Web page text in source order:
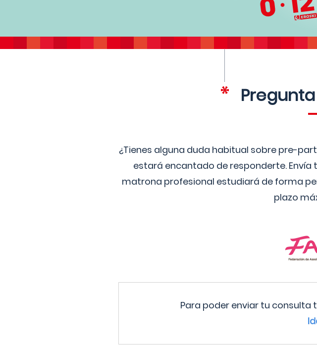
¿Tienes alguna duda habitual sobre pre-
estará encantado de responderte.
matrona profesional estudiará de forma
plazo
Para poder enviar tu consulta